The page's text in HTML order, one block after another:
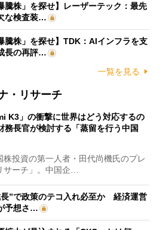
騰株」を探せ】レーザーテック：最先
な検査装…
騰株」を探せ】TDK：AIインフラを支
長の再評…
一覧を見る
・リサーチ
K3」の衝撃に世界はどう対応するの
長官が検討する「蒸留を行う中国
投資の第一人者・田代尚機氏のプレ
サーチ」。中国企…
”で政策のテコ入れ必至か 経済運営
予想さ…